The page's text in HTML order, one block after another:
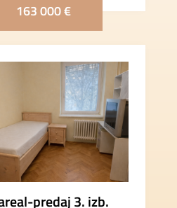
163 000 €
predaj 3. izb.